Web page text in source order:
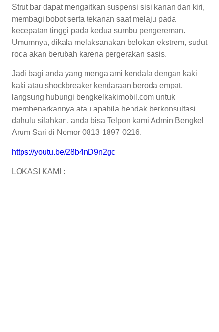
Strut bar dapat mengaitkan suspensi sisi kanan dan kiri,
membagi bobot serta tekanan saat melaju pada
kecepatan tinggi pada kedua sumbu pengereman.
Umumnya, dikala melaksanakan belokan ekstrem, sudut
roda akan berubah karena pergerakan sasis.
Jadi bagi anda yang mengalami kendala dengan kaki
kaki atau shockbreaker kendaraan beroda empat,
langsung hubungi bengkelkakimobil.com untuk
membenarkannya atau apabila hendak berkonsultasi
dahulu silahkan, anda bisa Telpon kami Admin Bengkel
Arum Sari di Nomor 0813-1897-0216.
https://youtu.be/28b4nD9n2gc
LOKASI KAMI :